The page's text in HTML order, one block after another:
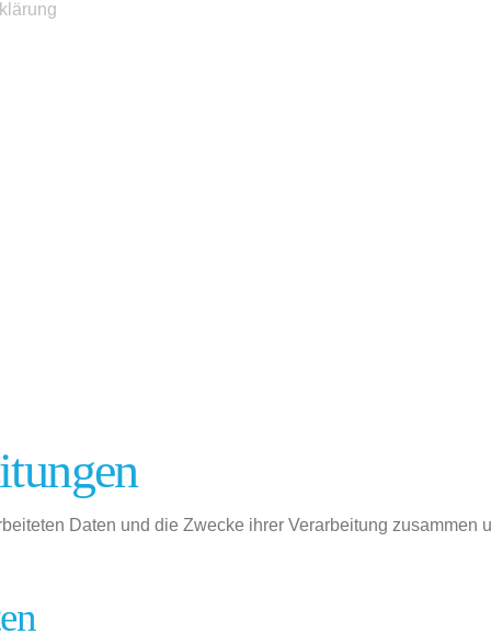
Daten und die Zwecke ihrer Verarbeitung zusammen